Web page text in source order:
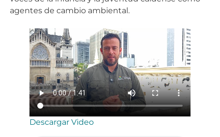
agentes de cambio ambiental.
Descargar Video